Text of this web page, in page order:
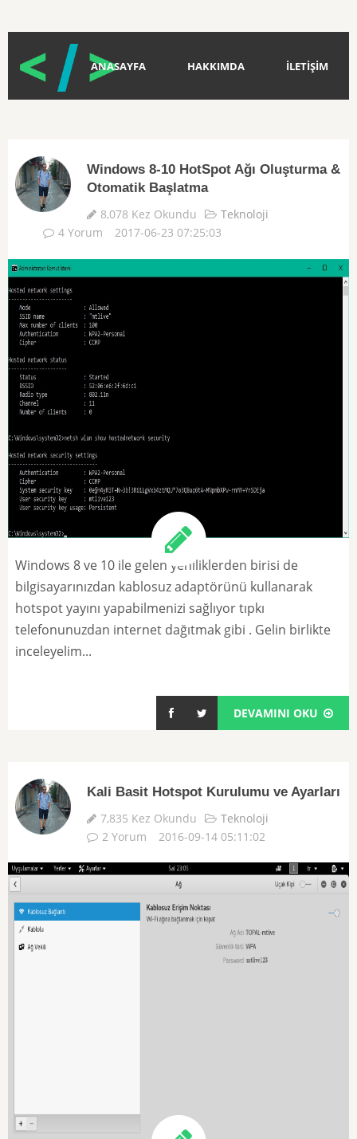
ANASAYFA HAKKIMDA İLETİŞİM
Windows 8-10 HotSpot Ağı Oluşturma &
Otomatik Başlatma
8,078 Kez Okundu
Teknoloji
4 Yorum
2017-06-23 07:25:03
Windows 8 ve 10 ile gelen yeniliklerden birisi de
bilgisayarınızdan kablosuz adaptörünü kullanarak
hotspot yayını yapabilmenizi sağlıyor tıpkı
telefonunuzdan internet dağıtmak gibi . Gelin birlikte
inceleyelim...
DEVAMINI OKU
Kali Basit Hotspot Kurulumu ve Ayarları
7,835 Kez Okundu
Teknoloji
2 Yorum
2016-09-14 05:11:02